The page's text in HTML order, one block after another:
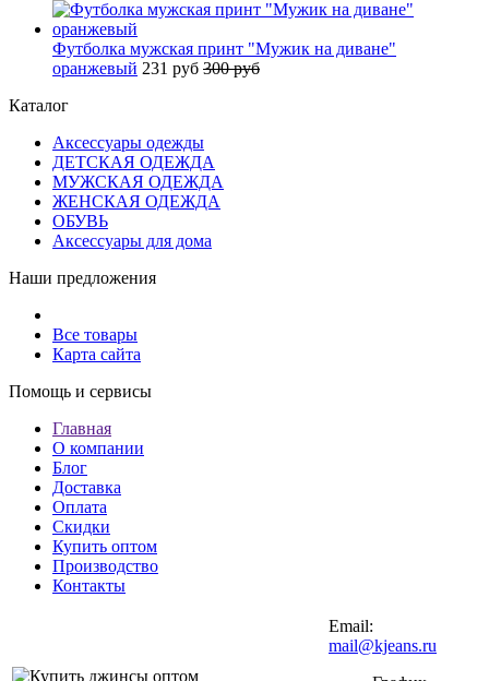
Футболка мужская принт "Мужик на диване"
оранжевый 231 руб 300 руб
Каталог
Аксессуары одежды
ДЕТСКАЯ ОДЕЖДА
МУЖСКАЯ ОДЕЖДА
ЖЕНСКАЯ ОДЕЖДА
ОБУВЬ
Аксессуары для дома
Наши предложения
Все товары
Карта сайта
Помощь и сервисы
Главная
О компании
Блог
Доставка
Оплата
Скидки
Купить оптом
Производство
Контакты
Email:
mail@kjeans.ru